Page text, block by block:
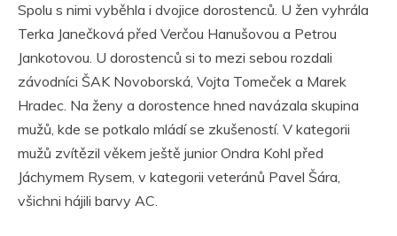
Spolu s nimi vyběhla i dvojice dorostenců. U žen vyhrála
Terka Janečková před Verčou Hanušovou a Petrou
Jankotovou. U dorostenců si to mezi sebou rozdali
závodníci ŠAK Novoborská, Vojta Tomeček a Marek
Hradec. Na ženy a dorostence hned navázala skupina
mužů, kde se potkalo mládí se zkušeností. V kategorii
mužů zvítězil věkem ještě junior Ondra Kohl před
Jáchymem Rysem, v kategorii veteránů Pavel Šára,
všichni hájili barvy AC.